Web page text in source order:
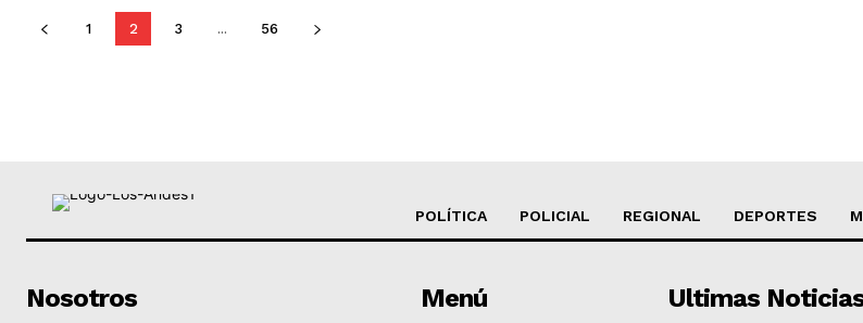
1 2 3 ... 56
POLÍTICA POLICIAL REGIONAL DEPORTES
Nosotros Menú Ultimas